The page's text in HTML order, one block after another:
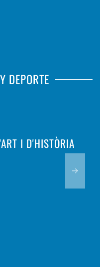
DEPORTE
I D'HISTÒRIA